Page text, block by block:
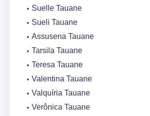
Suelle Tauane
Sueli Tauane
Assusena Tauane
Tarsila Tauane
Teresa Tauane
Valentina Tauane
Valquíria Tauane
Verônica Tauane